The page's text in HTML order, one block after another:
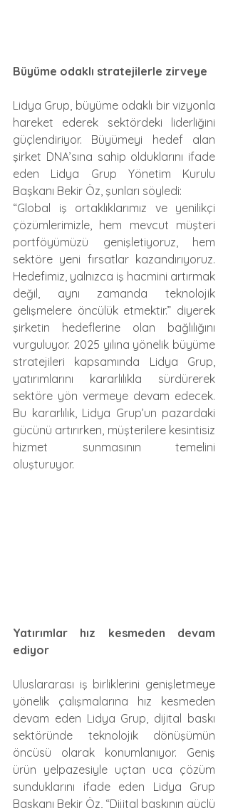
Büyüme odaklı stratejilerle zirveye
Lidya Grup, büyüme odaklı bir vizyonla
hareket ederek sektördeki liderliğini
güçlendiriyor. Büyümeyi hedef alan
şirket DNA’sına sahip olduklarını ifade
eden Lidya Grup Yönetim Kurulu
Başkanı Bekir Öz, şunları söyledi:
“Global iş ortaklıklarımız ve yenilikçi
çözümlerimizle, hem mevcut müşteri
portföyümüzü genişletiyoruz, hem
sektöre yeni fırsatlar kazandırıyoruz.
Hedefimiz, yalnızca iş hacmini artırmak
değil, aynı zamanda teknolojik
gelişmelere öncülük etmektir.” diyerek
şirketin hedeflerine olan bağlılığını
vurguluyor. 2025 yılına yönelik büyüme
stratejileri kapsamında Lidya Grup,
yatırımlarını kararlılıkla sürdürerek
sektöre yön vermeye devam edecek.
Bu kararlılık, Lidya Grup’un pazardaki
gücünü artırırken, müşterilere kesintisiz
hizmet sunmasının temelini
oluşturuyor.
Yatırımlar hız kesmeden devam
ediyor
Uluslararası iş birliklerini genişletmeye
yönelik çalışmalarına hız kesmeden
devam eden Lidya Grup, dijital baskı
sektöründe teknolojik dönüşümün
öncüsü olarak konumlanıyor. Geniş
ürün yelpazesiyle uçtan uca çözüm
sunduklarını ifade eden Lidya Grup
Başkanı Bekir Öz, “Dijital baskının güçlü